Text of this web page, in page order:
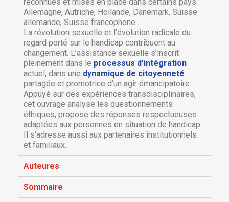
Ajouter à ma liste d'envies
add_circle_outline Créer une nouvelle liste
Créer une liste d'envies ×
Nom de la liste d'envies
Connexion
Vous devez être connecté pour ajouter des produits
à votre liste d'envies.
Allemagne, Autriche, Hollande, Danemark, Suisse
allemande, Suisse francophone…
La révolution sexuelle et l’évolution radicale du
regard porté sur le handicap contribuent au
changement. L’assistance sexuelle s’inscrit
pleinement dans le processus d’intégration
actuel, dans une dynamique de citoyenneté
partagée et promotrice d’un agir émancipatoire.
Appuyé sur des expériences transdisciplinaires,
cet ouvrage analyse les questionnements
éthiques, propose des réponses respectueuses
adaptées aux personnes en situation de handicap.
Il s’adresse aussi aux partenaires institutionnels
et familiaux.
Auteures
Sommaire